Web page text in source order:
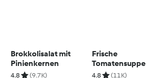
Brokkolisalat mit
Pinienkernen
4.8 (9.7K)
Frische
Tomatensuppe
4.8 (11K)